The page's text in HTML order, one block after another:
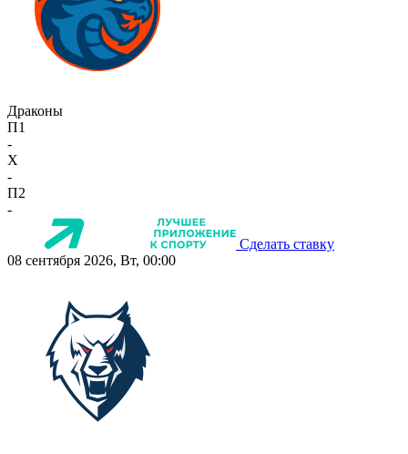
Драконы
П1
-
X
-
П2
-
Сделать ставку
08 сентября 2026, Вт, 00:00